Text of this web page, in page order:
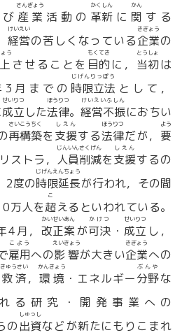
び 産業
さんぎょう
活動の 革新
かくしん
に 関
かん
する
経営
けいえい
の苦しくなっている企業
きぎょう
の
う
させることを 目的
もくてき
に， 当初
とうしょ
は
3月までの 時限立法
じげんりっぽう
として，
成立
せいりつ
した法律
ほうりつ
。 経営不振
けいえいふしん
におちい
再構築
さいこうちく
を 支援
しえん
する法律
ほうりつ
だが， 要
よう
リストラ， 人員削減
じんいんさくげん
を支援
しえん
するの
2度の時限延長
じげんえんちょう
が行われ，その間
万人を超
こ
えるといわれている。
4月， 改正案
かいせいあん
が可決
かけつ
・ 成立
せいりつ
し，
雇用
こよう
への影響
えいきょう
が大きい企業
きぎょう
への
救済
きゅうさい
， 環境
かんきょう
・エネルギー分野
ぶんや
な
る研究・開発事業への
の出資
しゅっし
などが新たにもりこまれ